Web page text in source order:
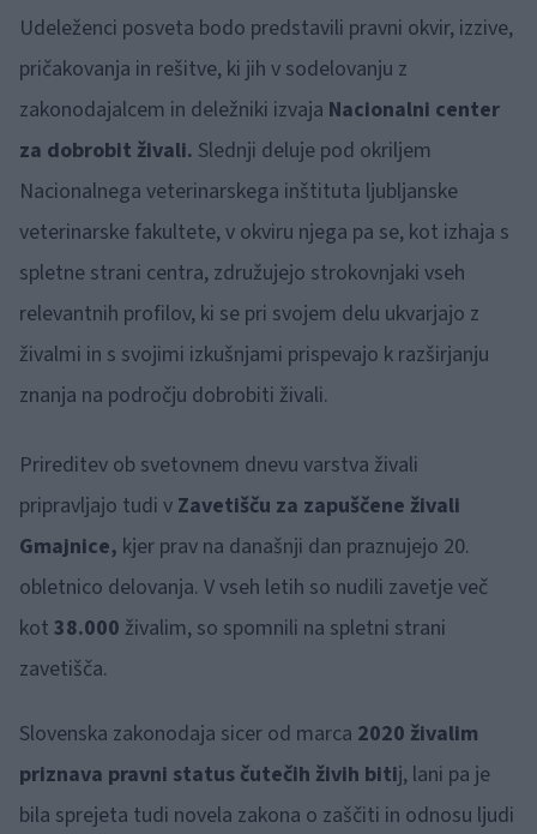
Udeleženci posveta bodo predstavili pravni okvir, izzive,
pričakovanja in rešitve, ki jih v sodelovanju z
zakonodajalcem in deležniki izvaja Nacionalni center
za dobrobit živali. Slednji deluje pod okriljem
Nacionalnega veterinarskega inštituta ljubljanske
veterinarske fakultete, v okviru njega pa se, kot izhaja s
spletne strani centra, združujejo strokovnjaki vseh
relevantnih profilov, ki se pri svojem delu ukvarjajo z
živalmi in s svojimi izkušnjami prispevajo k razširjanju
znanja na področju dobrobiti živali.
Prireditev ob svetovnem dnevu varstva živali
pripravljajo tudi v Zavetišču za zapuščene živali
Gmajnice, kjer prav na današnji dan praznujejo 20.
obletnico delovanja. V vseh letih so nudili zavetje več
kot 38.000 živalim, so spomnili na spletni strani
zavetišča.
Slovenska zakonodaja sicer od marca 2020 živalim
priznava pravni status čutečih živih bitij, lani pa je
bila sprejeta tudi novela zakona o zaščiti in odnosu ljudi